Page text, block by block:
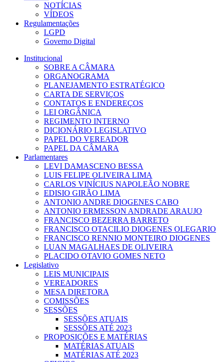
NOTÍCIAS
VÍDEOS
Regulamentações
LGPD
Governo Digital
Institucional
SOBRE A CÂMARA
ORGANOGRAMA
PLANEJAMENTO ESTRATÉGICO
CARTA DE SERVIÇOS
CONTATOS E ENDEREÇOS
LEI ORGÂNICA
REGIMENTO INTERNO
DICIONÁRIO LEGISLATIVO
PAPEL DO VEREADOR
PAPEL DA CÂMARA
Parlamentares
LEVI DAMASCENO BESSA
LUIS FELIPE OLIVEIRA LIMA
CARLOS VINÍCIUS NAPOLEÃO NOBRE
EDISIO GIRÃO LIMA
ANTONIO ANDRE DIOGENES CABO
ANTONIO ERMESSON ANDRADE ARAUJO
FRANCISCO BEZERRA BARRETO
FRANCISCO OTACILIO DIOGENES OLEGARIO
FRANCISCO RENNIO MONTEIRO DIOGENES
LUAN MAGALHAES DE OLIVEIRA
PLACIDO OTAVIO GOMES NETO
Legislativo
LEIS MUNICIPAIS
VEREADORES
MESA DIRETORA
COMISSÕES
SESSÕES
SESSÕES ATUAIS
SESSÕES ATÉ 2023
PROPOSIÇÕES E MATÉRIAS
MATÉRIAS ATUAIS
MATÉRIAS ATÉ 2023